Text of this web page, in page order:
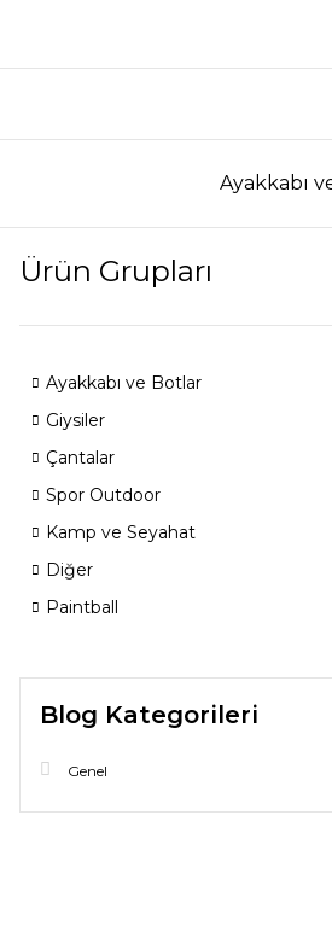
Ayakkabı
Ürün Grupları
Ayakkabı ve Botlar
Giysiler
Çantalar
Spor Outdoor
Kamp ve Seyahat
Diğer
Paintball
Blog Kategorileri
Genel